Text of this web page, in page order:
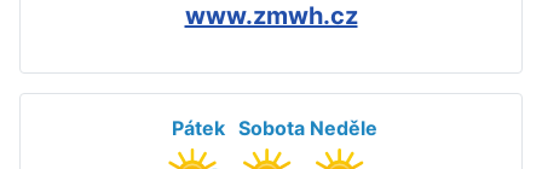
www.zmwh.cz
Pátek Sobota Neděle